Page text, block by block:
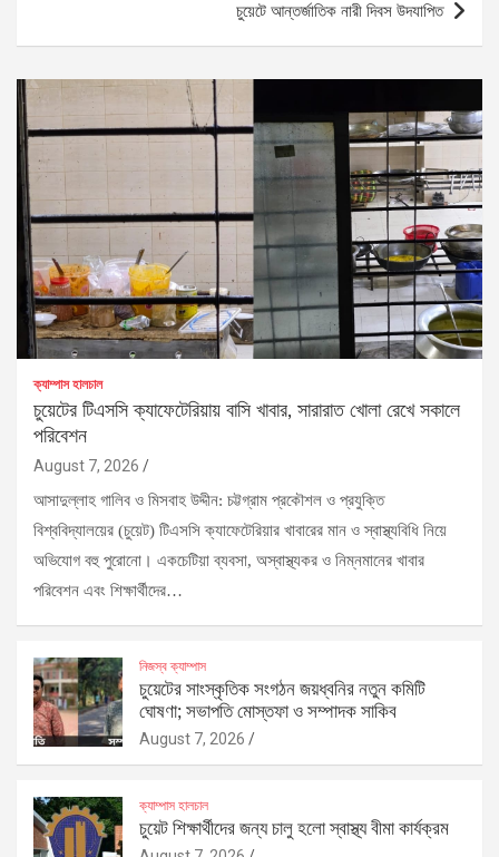
চুয়েটে আন্তর্জাতিক নারী দিবস উদযাপিত
ক্যাম্পাস হালচাল
চুয়েটের টিএসসি ক্যাফেটেরিয়ায় বাসি খাবার, সারারাত খোলা রেখে সকালে
পরিবেশন
August 7, 2026
আসাদুল্লাহ গালিব ও মিসবাহ উদ্দীন: চট্টগ্রাম প্রকৌশল ও প্রযুক্তি
বিশ্ববিদ্যালয়ের (চুয়েট) টিএসসি ক্যাফেটেরিয়ার খাবারের মান ও স্বাস্থ্যবিধি নিয়ে
অভিযোগ বহু পুরোনো। একচেটিয়া ব্যবসা, অস্বাস্থ্যকর ও নিম্নমানের খাবার
পরিবেশন এবং শিক্ষার্থীদের…
নিজস্ব ক্যাম্পাস
চুয়েটের সাংস্কৃতিক সংগঠন জয়ধ্বনির নতুন কমিটি
ঘোষণা; সভাপতি মোস্তফা ও সম্পাদক সাকিব
August 7, 2026
ক্যাম্পাস হালচাল
চুয়েট শিক্ষার্থীদের জন্য চালু হলো স্বাস্থ্য বীমা কার্যক্রম